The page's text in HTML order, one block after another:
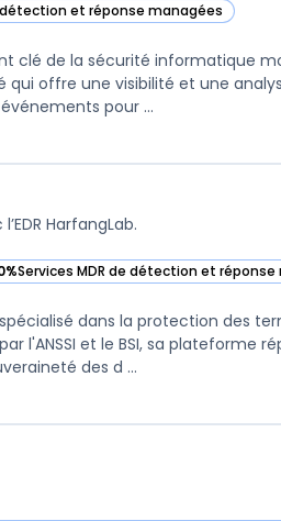
détection et réponse managées
dans cette catégorie
clé de la sécurité informatique
qui offre une visibilité et une
les endpoints, ainsi qu'une corrélation intelligente des événements pour ...
HarfangLab.
Services MDR de détection et
HarfangLab dans cette catégorie
dans la protection des
l'ANSSI et le BSI, sa plateforme
des d ...